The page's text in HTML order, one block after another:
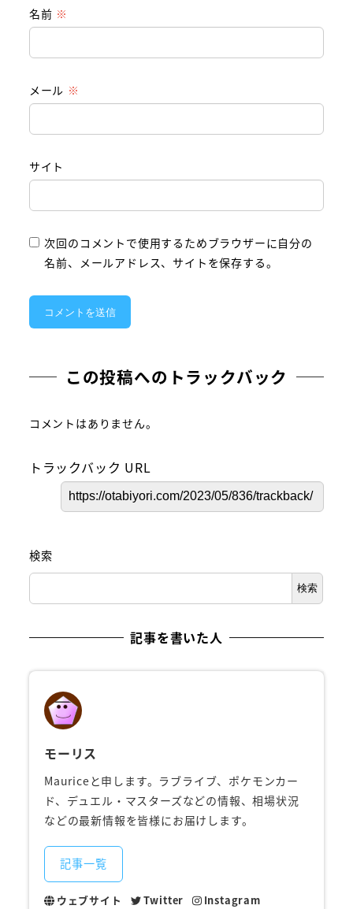
名前 ※
メール ※
サイト
次回のコメントで使用するためブラウザーに自分の
名前、メールアドレス、サイトを保存する。
この投稿へのトラックバック
コメントはありません。
トラックバック URL
検索
検索
記事を書いた人
モーリス
Mauriceと申します。ラブライブ、ポケモンカー
ド、デュエル・マスターズなどの情報、相場状況
などの最新情報を皆様にお届けします。
記事一覧
ウェブサイト Twitter Instagram